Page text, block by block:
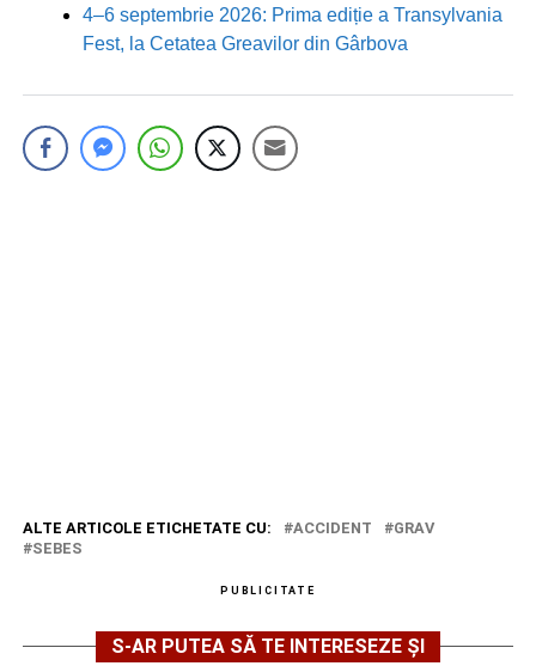
4–6 septembrie 2026: Prima ediție a Transylvania
Fest, la Cetatea Greavilor din Gârbova
ALTE ARTICOLE ETICHETATE CU: ACCIDENT
GRAV
SEBES
PUBLICITATE
S-AR PUTEA SĂ TE INTERESEZE ȘI